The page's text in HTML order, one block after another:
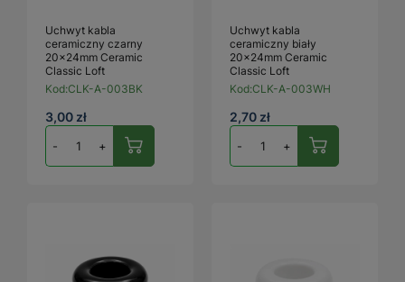
Uchwyt kabla
ceramiczny czarny
20x24mm Ceramic
Classic Loft
Kod:CLK-A-003BK
3,00 zł
- +
Uchwyt kabla
ceramiczny biały
20x24mm Ceramic
Classic Loft
Kod:CLK-A-003WH
2,70 zł
- +